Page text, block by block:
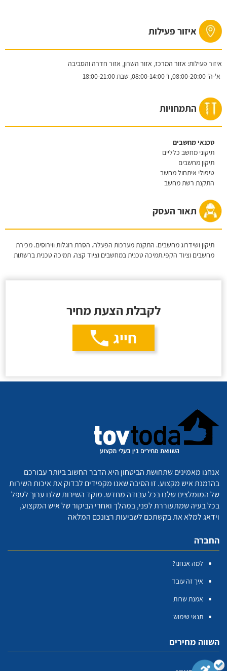
איזור פעילות
איזור פעילות: אזור המרכז, אזור השרון, אזור חדרה והסביבה
א'-ה'08:00-20:00, ו'08:00-14:00, שבת18:00-21:00
התמחויות
טכנאי מחשבים
תיקוני מחשב כלליים
תיקון מחשבים
טיפולי איתחול מחשב
התקנת רשת מחשב
תאור העסק
תיקון ושידרוג מחשבים. התקנת מערכות הפעלה. הסרת רוגלות ווירוסים. מכירת
מחשבים וציוד הקפי.תמיכה טכנית במחשבים וציוד קצה. תמיכה טכנית ברשתות
לקבלת הצעת מחיר
חייג
אנחנו מאמינים שתחושת הביטחון היא הדבר החשוב ביותר עבורכם
בהזמנת איש מקצוע. זו הסיבה שאנו מקפידים לבדוק את איכות השירות
של המומלצים שלנו בכל עבודה מחדש. מוקד השירות שלנו ערוך לטפל
בכל בעיה שמתעוררת לפני, במהלך ואחרי הביקור של איש המקצוע,
וידאג למלא את בקשתכם לשביעות רצונכם המלאה
החברה
למה אנחנו?
איך זה עובד
אמנת שרות
תנאי שימוש
השווה מחירים